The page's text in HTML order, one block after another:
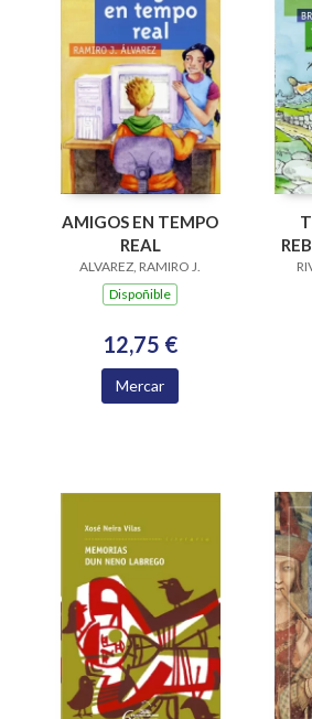
AMIGOS EN TEMPO
REAL
ALVAREZ, RAMIRO J.
Dispoñible
12,75 €
Mercar